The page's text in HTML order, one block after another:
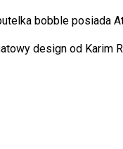
bobble posiada
design od Karim